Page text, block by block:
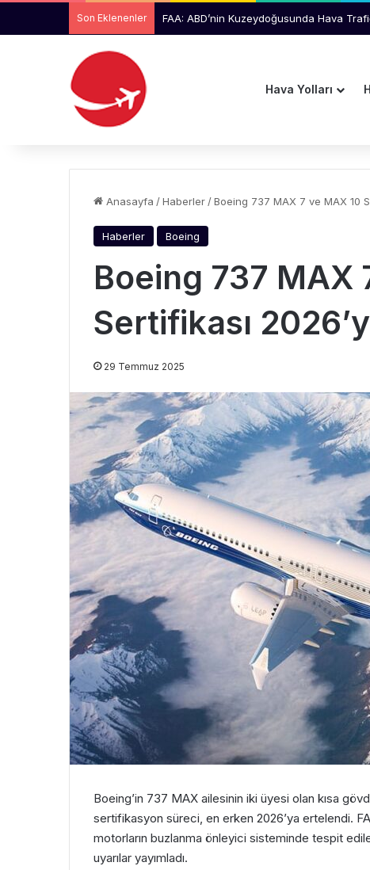
Son Eklenenler Ankara Ticaret Odası Başkanı Baran,
Hava Yolları
Anasayfa /Haberler /Boeing 737 MAX 7 ve MAX 10
Haberler Boeing
Boeing 737 MAX
Sertifikası
29 Temmuz 2025
Boeing’in 737 MAX ailesinin iki üyesi olan kısa
sertifikasyon süreci, en erken 2026’ya ertelendi.
motorların buzlanma önleyici sisteminde tespit
uyarılar yayımladı.